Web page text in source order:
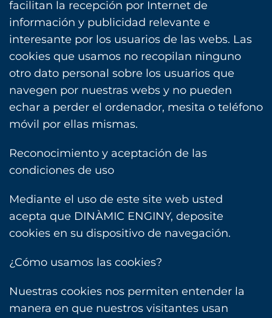
facilitan la recepción por Internet de
información y publicidad relevante e
interesante por los usuarios de las webs. Las
cookies que usamos no recopilan ninguno
otro dato personal sobre los usuarios que
navegen por nuestras webs y no pueden
echar a perder el ordenador, mesita o teléfono
móvil por ellas mismas.
Reconocimiento y aceptación de las
condiciones de uso
Mediante el uso de este site web usted
acepta que DINÀMIC ENGINY, deposite
cookies en su dispositivo de navegación.
¿Cómo usamos las cookies?
Nuestras cookies nos permiten entender la
manera en que nuestros visitantes usan